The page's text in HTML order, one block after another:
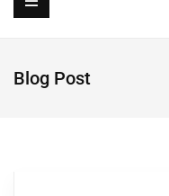
Blog Post